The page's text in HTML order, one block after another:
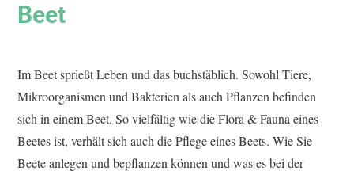
Beet
Im Beet sprießt Leben und das buchstäblich. Sowohl Tiere,
Mikroorganismen und Bakterien als auch Pflanzen befinden
sich in einem Beet. So vielfältig wie die Flora & Fauna eines
Beetes ist, verhält sich auch die Pflege eines Beets. Wie Sie
Beete anlegen und bepflanzen können und was es bei der